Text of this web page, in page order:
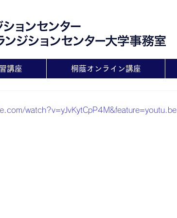
講座 桐蔭オンライン講座
watch?v=yJvKytCpP4M&feature=youtu.be